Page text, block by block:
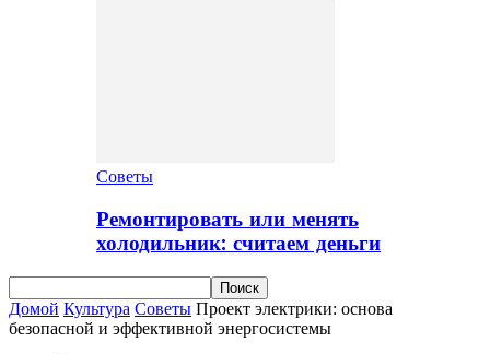
Советы
Ремонтировать или менять
холодильник: считаем деньги
Домой Культура Советы Проект электрики: основа
безопасной и эффективной энергосистемы